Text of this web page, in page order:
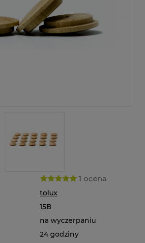
1 ocena
tolux
15B
na wyczerpaniu
24 godziny